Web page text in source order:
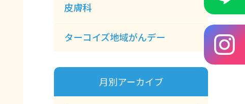
皮膚科
ターコイズ地域がんデー
月別アーカイブ